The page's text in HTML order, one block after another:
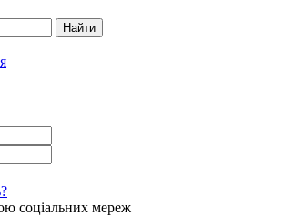
соціальних мереж